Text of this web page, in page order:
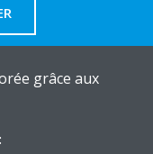
grâce aux